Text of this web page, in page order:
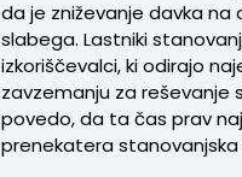
da je zniževanje davka
slabega. Lastniki
izkoriščevalci, ki odirajo
zavzemanju za reševanje
povedo, da ta čas prav
prenekatera stanovanjska